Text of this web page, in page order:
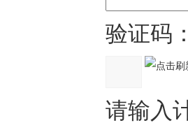
验证码
请输入